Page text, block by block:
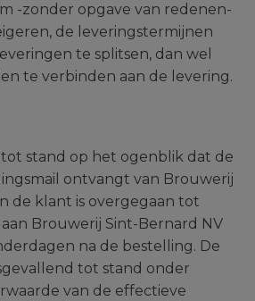
-zonder opgave van redenen-
de leveringstermijnen
te splitsen, dan wel
te verbinden aan de levering.
stand op het ogenblik dat de
ontvangt van Brouwerij
de klant is overgegaan tot
Brouwerij Sint-Bernard NV
na de bestelling. De
tot stand onder
van de effectieve